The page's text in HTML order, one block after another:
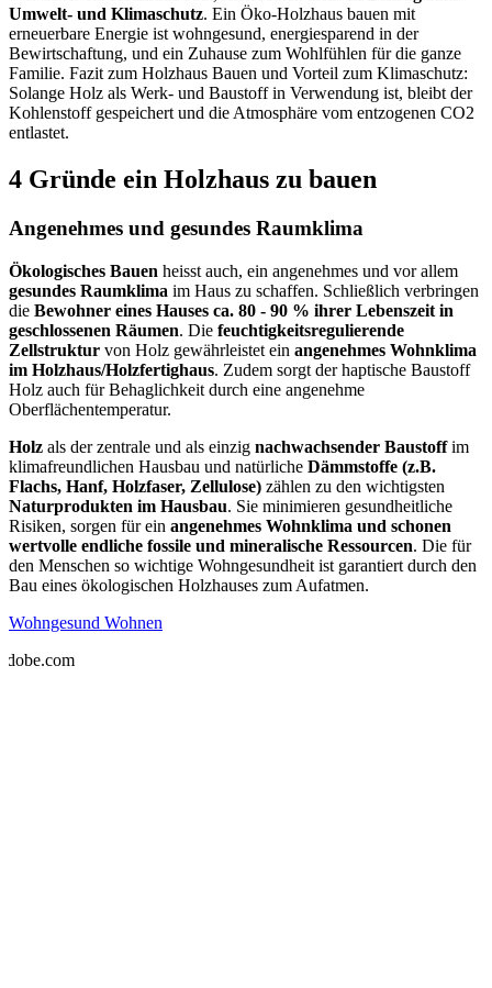
Umwelt- und Klimaschutz. Ein Öko-Holzhaus bauen mit
erneuerbare Energie ist wohngesund, energiesparend in der
Bewirtschaftung, und ein Zuhause zum Wohlfühlen für die ganze
Familie. Fazit zum Holzhaus Bauen und Vorteil zum Klimaschutz:
Solange Holz als Werk- und Baustoff in Verwendung ist, bleibt der
Kohlenstoff gespeichert und die Atmosphäre vom entzogenen CO2
entlastet.
4 Gründe ein Holzhaus zu bauen
Angenehmes und gesundes Raumklima
Ökologisches Bauen heisst auch, ein angenehmes und vor allem
gesundes Raumklima im Haus zu schaffen. Schließlich verbringen
die Bewohner eines Hauses ca. 80 - 90 % ihrer Lebenszeit in
geschlossenen Räumen. Die feuchtigkeitsregulierende
Zellstruktur von Holz gewährleistet ein angenehmes Wohnklima
im Holzhaus/Holzfertighaus. Zudem sorgt der haptische Baustoff
Holz auch für Behaglichkeit durch eine angenehme
Oberflächentemperatur.
Holz als der zentrale und als einzig nachwachsender Baustoffim
klimafreundlichen Hausbau und natürliche Dämmstoffe (z.B.
Flachs, Hanf, Holzfaser, Zellulose) zählen zu den wichtigsten
Naturprodukten im Hausbau. Sie minimieren gesundheitliche
Risiken, sorgen für ein angenehmes Wohnklima und schonen
wertvolle endliche fossile und mineralische Ressourcen. Die für
den Menschen so wichtige Wohngesundheit ist garantiert durch den
Bau eines ökologischen Holzhauses zum Aufatmen.
Wohngesund Wohnen